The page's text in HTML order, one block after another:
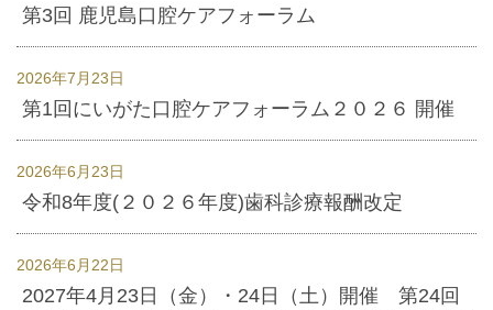
第3回 鹿児島口腔ケアフォーラム
2026年7月23日
第1回にいがた口腔ケアフォーラム２０２６ 開催
2026年6月23日
令和8年度(２０２６年度)歯科診療報酬改定
2026年6月22日
2027年4月23日（金）・24日（土）開催 第24回